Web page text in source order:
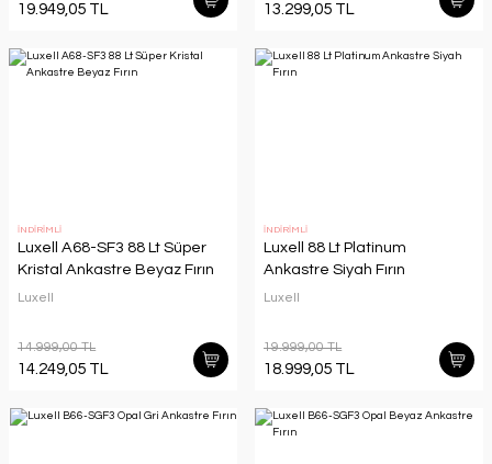
19.949,05 TL 13.299,05 TL
İNDİRİMLİ
Luxell A68-SF3 88 Lt Süper
Kristal Ankastre Beyaz Fırın
Luxell
14.999,00 TL
14.249,05 TL
İNDİRİMLİ
Luxell 88 Lt Platinum
Ankastre Siyah Fırın
Luxell
19.999,00 TL
18.999,05 TL